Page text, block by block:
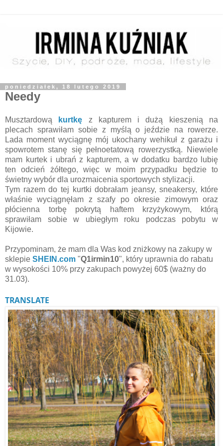
poniedziałek, 18 lutego 2019
Needy
Musztardową kurtkę z kapturem i dużą kieszenią na
plecach sprawiłam sobie z myślą o jeździe na rowerze.
Lada moment wyciągnę mój ukochany wehikuł z garażu i
spowrotem stanę się pełnoetatową rowerzystką. Niewiele
mam kurtek i ubrań z kapturem, a w dodatku bardzo lubię
ten odcień żółtego, więc w moim przypadku będzie to
świetny wybór dla urozmaicenia sportowych stylizacji.
Tym razem do tej kurtki dobrałam jeansy, sneakersy, które
właśnie wyciągnęłam z szafy po okresie zimowym oraz
płócienna torbę pokrytą haftem krzyżykowym, którą
sprawiłam sobie w ubiegłym roku podczas pobytu w
Kijowie.
Przypominam, że mam dla Was kod zniżkowy na zakupy w
sklepie SHEIN.com "Q1irmin10", który uprawnia do rabatu
w wysokości 10% przy zakupach powyżej 60$ (ważny do
31.03).
TRANSLATE